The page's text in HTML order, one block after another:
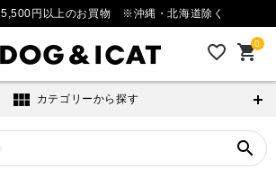
5,500円以上のお買物 ※沖縄・北海道除く
favorite_outline 0
shopping_cart
view_module カテゴリーから探す
search